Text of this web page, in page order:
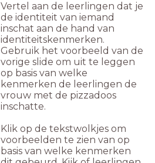
Vertel aan de leerlingen dat je
de identiteit van iemand
inschat aan de hand van
identiteitskenmerken.
Gebruik het voorbeeld van de
vorige slide om uit te leggen
op basis van welke
kenmerken de leerlingen de
vrouw met de pizzadoos
inschatte.
Klik op de tekstwolkjes om
voorbeelden te zien van op
basis van welke kenmerken